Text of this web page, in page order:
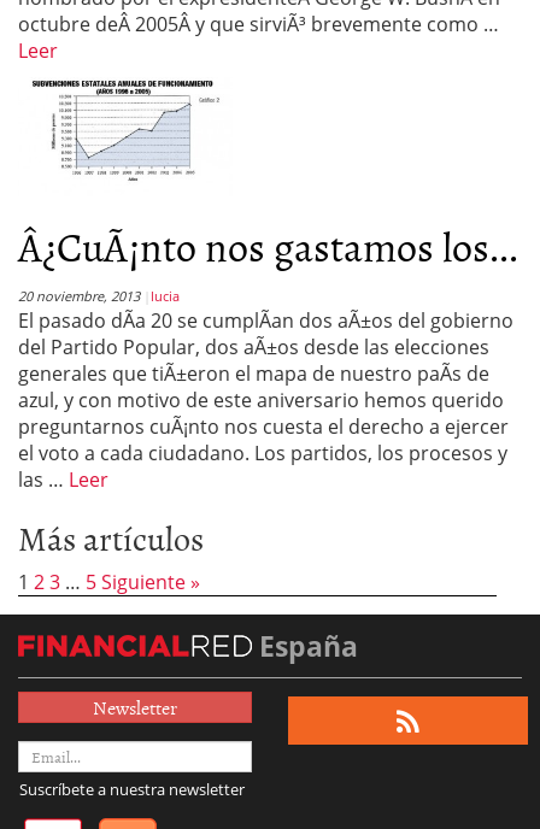
octubre deÂ 2005Â y que sirviÃ³ brevemente como …
Leer
Â¿CuÃ¡nto nos gastamos los...
20 noviembre, 2013 lucia
El pasado dÃ­a 20 se cumplÃ­an dos aÃ±os del gobierno
del Partido Popular, dos aÃ±os desde las elecciones
generales que tiÃ±eron el mapa de nuestro paÃ­s de
azul, y con motivo de este aniversario hemos querido
preguntarnos cuÃ¡nto nos cuesta el derecho a ejercer
el voto a cada ciudadano. Los partidos, los procesos y
las … Leer
Más artículos
1 23 … 5Siguiente »
España
Newsletter
Suscríbete a nuestra newsletter